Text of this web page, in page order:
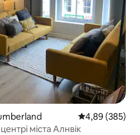
Середня
4,89 (385)
міста Алнвік